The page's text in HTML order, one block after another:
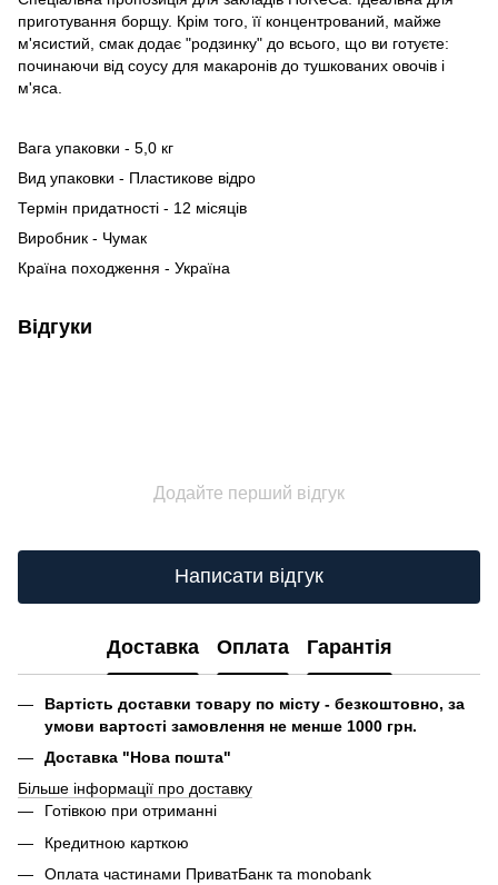
приготування борщу. Крім того, її концентрований, майже
м'ясистий, смак додає "родзинку" до всього, що ви готуєте:
починаючи від соусу для макаронів до тушкованих овочів і
м'яса.
Вага упаковки - 5,0 кг
Вид упаковки - Пластикове відро
Термін придатності - 12 місяців
Виробник - Чумак
Країна походження - Україна
Відгуки
Додайте перший відгук
Написати відгук
Доставка Оплата Гарантія
Вартість доставки товару по місту - безкоштовно, за
умови вартості замовлення не менше 1000 грн.
Доставка "Нова пошта"
Більше інформації про доставку
Готівкою при отриманні
Кредитною карткою
Оплата частинами ПриватБанк та monobank